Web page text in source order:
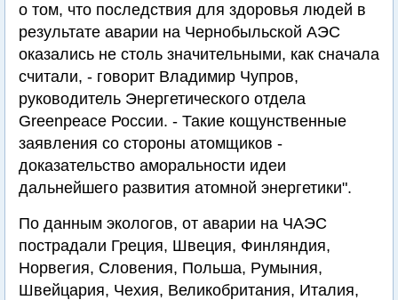
о том, что последствия для здоровья людей в
результате аварии на Чернобыльcкой АЭС
оказались не столь значительными, как сначала
считали, - говорит Владимир Чупров,
руководитель Энергетического отдела
Greenpeace России. - Такие кощунственные
заявления со стороны атомщиков -
доказательство аморальности идеи
дальнейшего развития атомной энергетики".
По данным экологов, от аварии на ЧАЭС
пострадали Греция, Швеция, Финляндия,
Норвегия, Словения, Польша, Румыния,
Швейцария, Чехия, Великобритания, Италия,